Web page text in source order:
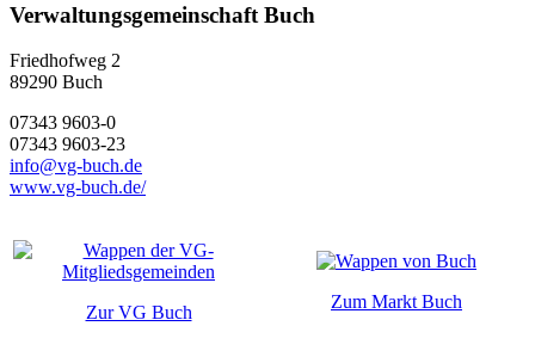
Verwaltungsgemeinschaft Buch
Friedhofweg 2
89290 Buch
07343 9603-0
07343 9603-23
info@vg-buch.de
www.vg-buch.de/
Zur VG Buch
Zum Markt Buch